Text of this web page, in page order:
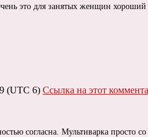
это для занятых женщин хороший
(UTC 6) Ссылка на этот
согласна. Мультиварка просто со